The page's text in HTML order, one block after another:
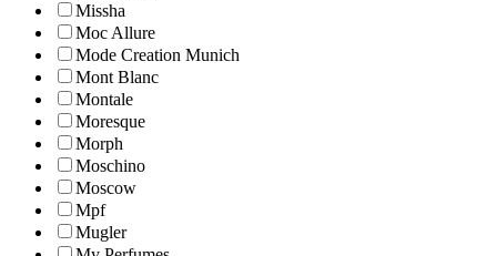
Missha
Moc Allure
Mode Creation Munich
Mont Blanc
Montale
Moresque
Morph
Moschino
Moscow
Mpf
Mugler